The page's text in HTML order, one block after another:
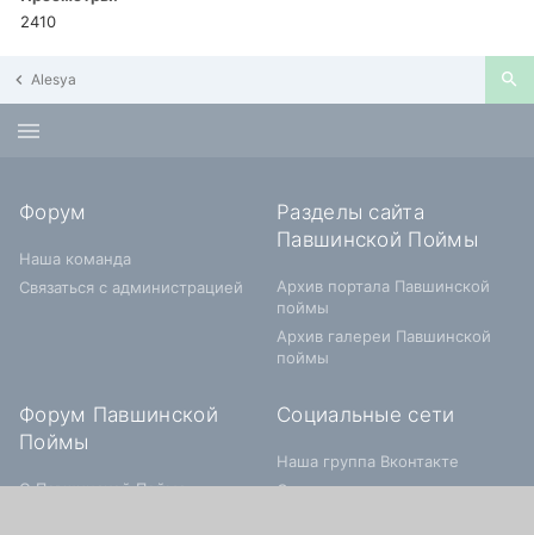
2410
Alesya
Форум
Наша команда
Связаться с администрацией
Разделы сайта
Павшинской Поймы
Архив портала Павшинской
поймы
Архив галереи Павшинской
поймы
Форум Павшинской
Поймы
О Павшинской Пойме
Социальные сети
Наша группа Вконтакте
Строительство и заселение